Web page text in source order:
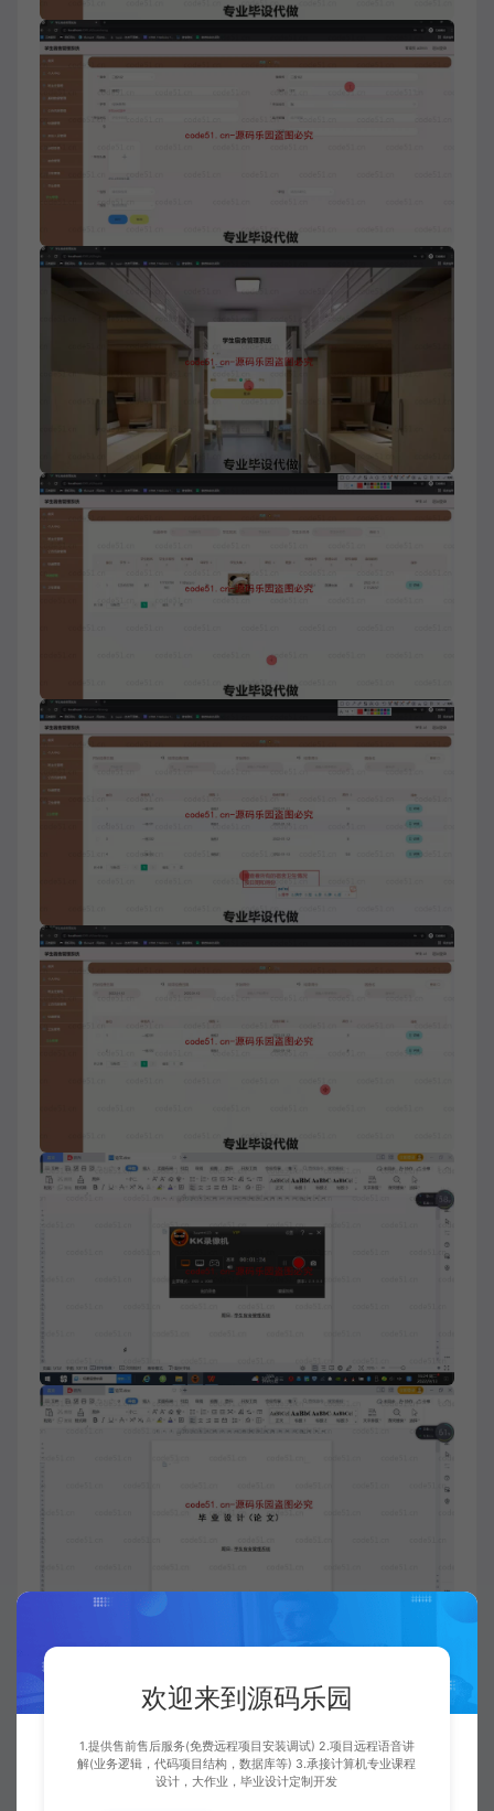
欢迎来到源码乐园
1.提供售前售后服务(免费远程项目安装调试) 2.项目远程语音讲
解(业务逻辑，代码项目结构，数据库等) 3.承接计算机专业课程
设计，大作业，毕业设计定制开发